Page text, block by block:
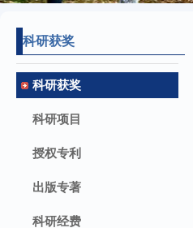
科研获奖
科研获奖
科研项目
授权专利
出版专著
科研经费